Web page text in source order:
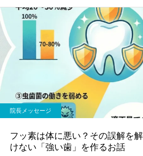
院長メッセージ
フッ素は体に悪い？その誤解を
けない「強い歯」を作るお話